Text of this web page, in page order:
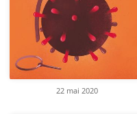
22 mai 2020